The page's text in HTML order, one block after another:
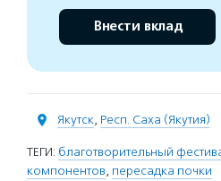
Внести вклад
Якутск, Респ. Саха (Якутия)
ТЕГИ: благотворительный
компонентов, пересадка почки